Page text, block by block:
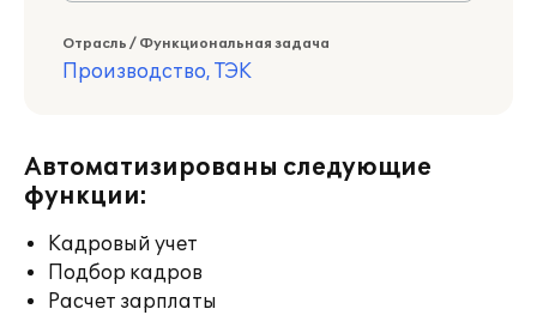
Отрасль / Функциональная задача
Производство, ТЭК
Автоматизированы следующие
функции:
Кадровый учет
Подбор кадров
Расчет зарплаты